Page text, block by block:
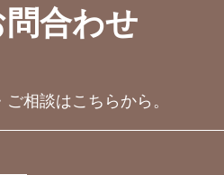
合わせ
ご相談はこちらから。